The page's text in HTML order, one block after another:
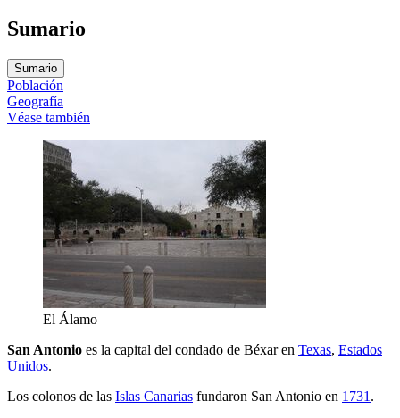
Sumario
Sumario
Población
Geografía
Véase también
El Álamo
San Antonio es la capital del condado de Béxar en Texas, Estados
Unidos.
Los colonos de las Islas Canarias fundaron San Antonio en 1731 .